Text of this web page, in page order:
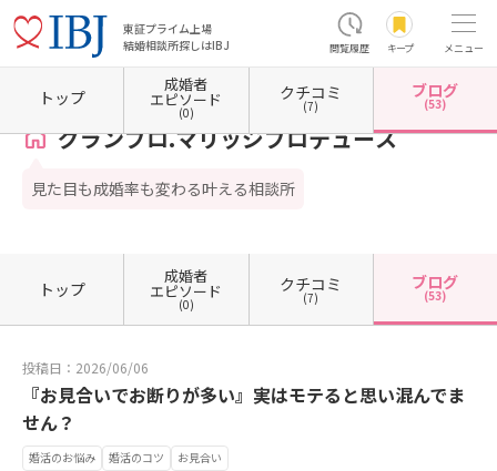
東証プライム上場
結婚相談所探しはIBJ
閲覧履歴 キープ メニュー
ホーム 熊本県の結婚相談所 熊本県熊本市 熊本県熊本市中央区 グランプロ.マリッジ
グランプロ.マリッジプロデュース
見た目も成婚率も変わる叶える相談所
トップ
成婚者
エピソード
(0)
クチコミ
(7)
ブログ
(53)
トップ
成婚者
エピソード
(0)
クチコミ
(7)
ブログ
(53)
投稿日：2026/06/06
『お見合いでお断りが多い』実はモテると思い混んでま
せん？
婚活のお悩み 婚活のコツ お見合い